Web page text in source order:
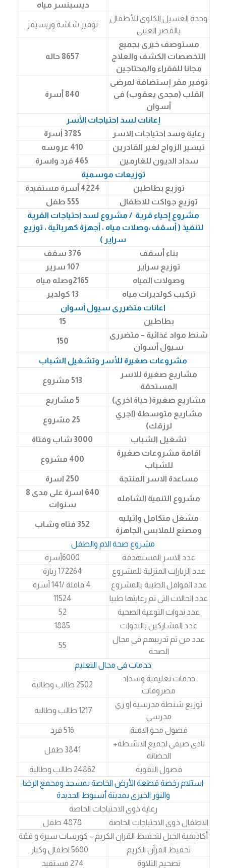
ديسبنسر مياه
وحدة الغسيل الكلوي للأطفال
بالقصر العيني
توفير شاشة وريسيفر
مستوصف خيرى بجميع
التخصصات الكشف والعلاج
مجانا للفقراء والمحتاجين
8657 حاله
توفير مقر إستضافة لمرضى
القلب (مجدى يعقوب) فى
أسوان
840 أسرة
إعانات لسد احتياجات الأسر
رعاية وسد احتياجات الاسر
3785 أسرة
تيسير الزواج لغير القادرين
410 عروسه
سداد الديون للغارمين
توزيعات موسمية
توزيع بطاطين
4224 أسرة مستفيدة
توزيع جواكت للاطفال
555 طفل
مشروع إحياء قرية / مشروع لسد احتياجات القرية
لتنفيذ ( أسقف ،وصلات مياه ، أجهزة كهربائية ، توزيع
سراير )
بناء أسقف
376 سقف
توزيع سراير
107 سرير
وصولات المياه
2165وصله مياه
تركيب كولديرات مياه
13 كولدير
اعانات متضررى سيول أسوان
بطاطين
15
شنط مواد غذائية – متضررى
سيول أسوان
150
مشروعات صغيرة للأسر وتشغيل الشباب
مشاريع صغيرة للاسر
المستحقة
513 مشروع
مشاريع صغيرة( حياة اخري)
5 مشاريع
مشاريع متوسطة (اجري
لرزقك)
تشغيل الشباب
3000 شاب وفتاة
اقامة مشروعات صغيرة
للشباب
400 مشروع
مساعدة الاسر المنتجة 250 اسرة
مشروع التنمية الشامله
640 اسرة على مدى 8
سنوات
مشغل متكامل واتيليه
ومصنع للملابس الجاهزة
352 فتاه وشاب
مشروع صحة الام والطفل
عدد الاسر المستهدفة
6000أسرة
عدد الزيارات المنزلية للمشروع
172264 زيارة
عدد القوافل الطبية بالمشروع
عدد الحالات التى تم رعايتها طبيا
11524
عدد ندوات التوعية الصحية
52
عدد المشاركين بالندوات
1885
عدد من تم تدريبهم فى مجال
الصحة
55
خدمات فى مجال التعليم
خدمات تعليمية وسداد
مصروفات
2502 طالب وطالبة
توزيع شنطة مدرسية او زي
مدرسي
1217 طالب وطالبه
فصول محو الامية
516 فرد
نادى صيفى لجميع الانشطة+
الحضانة
3841 طفل
فصول التقوية
24862 طالب وطالبة
استلام رخصة قطعة الأرض الخاصة بمسجد ومجمع الرضا
والنور الخيرى بمدينة أسيوط الجديدة
رعاية ذوى الاحتياجات الخاصة
الاطفال ذوى الاحتياجات الخاصة
4878 طفل
أكاديمية الجيل لتحفيظ القران الكريم – كورسات سيرة و فقة
تحفيظ القرآن الكريم
تصحيح التلاوة
274 مستفيد